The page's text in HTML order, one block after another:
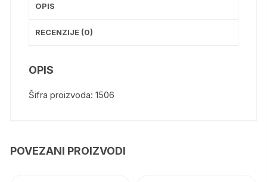
OPIS
RECENZIJE (0)
OPIS
Šifra proizvoda: 1506
POVEZANI PROIZVODI